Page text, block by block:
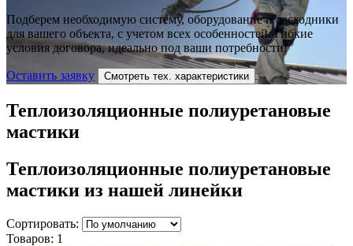
Подберем необходимую систему, оборудование и расходники
для вашего объекта, с учетом всех особенностей. Гибкие
условия договора, идеально под ваши потребности!
Оставить заявку Смотреть тех. характеристики
Теплоизоляционные полиуретановые
мастики
Теплоизоляционные полиуретановые
мастики из нашей линейки
Сортировать:
Товаров: 1